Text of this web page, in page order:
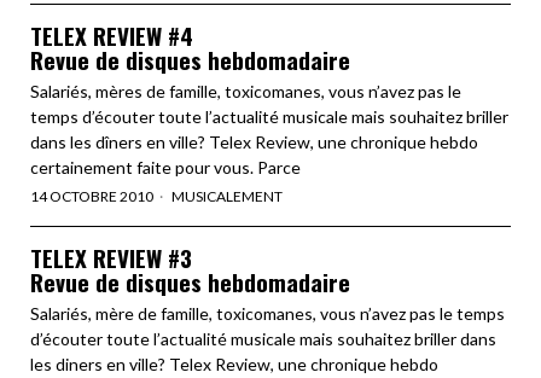
TELEX REVIEW #4
Revue de disques hebdomadaire
Salariés, mères de famille, toxicomanes, vous n’avez pas le
temps d’écouter toute l’actualité musicale mais souhaitez briller
dans les dîners en ville? Telex Review, une chronique hebdo
certainement faite pour vous. Parce
14 OCTOBRE 2010 MUSICALEMENT
TELEX REVIEW #3
Revue de disques hebdomadaire
Salariés, mère de famille, toxicomanes, vous n’avez pas le temps
d’écouter toute l’actualité musicale mais souhaitez briller dans
les diners en ville? Telex Review, une chronique hebdo